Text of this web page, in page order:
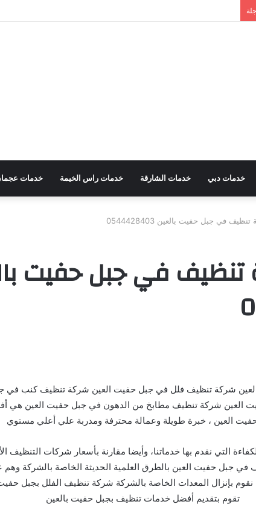
خدمات دبي خدمات الشارقة خدمات راس الخيمة خدمات
في جبل حفيت بالعين 0544428403
في جبل حفيت
شركة تنظيف فلل في جبل حفيت العين شركة تنظيف كنب في
العين شركة تنظيف مطابخ من الدهون في جبل حفيت العين هي
العين ، خبرة طويلة وعمالة محترفة ومدربة علي أعلي مستوي
التي نقدم بها خدماتنا، وأيضا مقارنة بأسعار شركات
جبل حفيت العين بالطرق العلمية الحديثة الخاصة بالشركة وهم
نقوم بإنزال المعدات الخاصة بالشركة شركة تنظيف الفلل بجبل
تقوم بتقديم أفضل خدمات تنظيف بجبل حفيت بالعين